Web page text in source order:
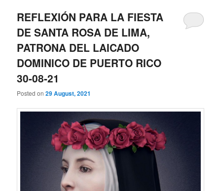
REFLEXIÓN PARA LA FIESTA
DE SANTA ROSA DE LIMA,
PATRONA DEL LAICADO
DOMINICO DE PUERTO RICO
30-08-21
Posted on29 August, 2021